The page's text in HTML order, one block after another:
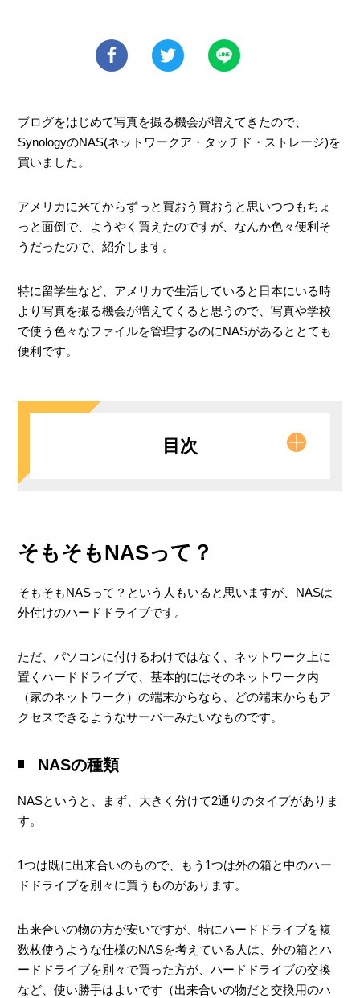
ブログをはじめて写真を撮る機会が増えてきたので、
SynologyのNAS(ネットワークア・タッチド・ストレージ)を
買いました。
アメリカに来てからずっと買おう買おうと思いつつもちょ
っと面倒で、ようやく買えたのですが、なんか色々便利そ
うだったので、紹介します。
特に留学生など、アメリカで生活していると日本にいる時
より写真を撮る機会が増えてくると思うので、写真や学校
で使う色々なファイルを管理するのにNASがあるととても
便利です。
目次
どんな人におすすめ？
他に迷ったもの
本体組み立て
転送速度
静音性
アプリケーションとか機能
おすすめできる？
そもそもNASって？
そもそもNASって？という人もいると思いますが、NASは
外付けのハードドライブです。
ただ、パソコンに付けるわけではなく、ネットワーク上に
置くハードドライブで、基本的にはそのネットワーク内
（家のネットワーク）の端末からなら、どの端末からもア
クセスできるようなサーバーみたいなものです。
NASの種類
NASというと、まず、大きく分けて2通りのタイプがありま
す。
1つは既に出来合いのもので、もう1つは外の箱と中のハー
ドドライブを別々に買うものがあります。
出来合いの物の方が安いですが、特にハードドライブを複
数枚使うような仕様のNASを考えている人は、外の箱とハ
ードドライブを別々で買った方が、ハードドライブの交換
など、使い勝手はよいです（出来合いの物だと交換用のハ